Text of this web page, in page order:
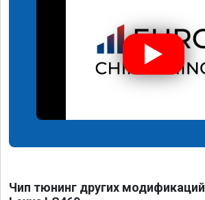
Чип тюнинг других модификаций